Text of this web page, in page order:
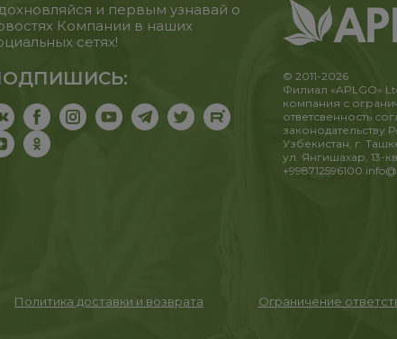
и первым узнавай о
Компании в наших
сетях!
© 2011-2026
Филиал «APLGO»
компания с
ответсвенность
законодательству
Узбекистан, г.
ул. Янгишахар, 13-
+998712596100
Политика доставки и возврата Ограничение